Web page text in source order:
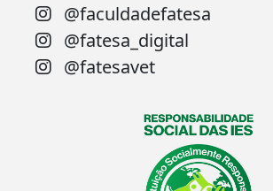
@faculdadefatesa
@fatesa_digital
@fatesavet